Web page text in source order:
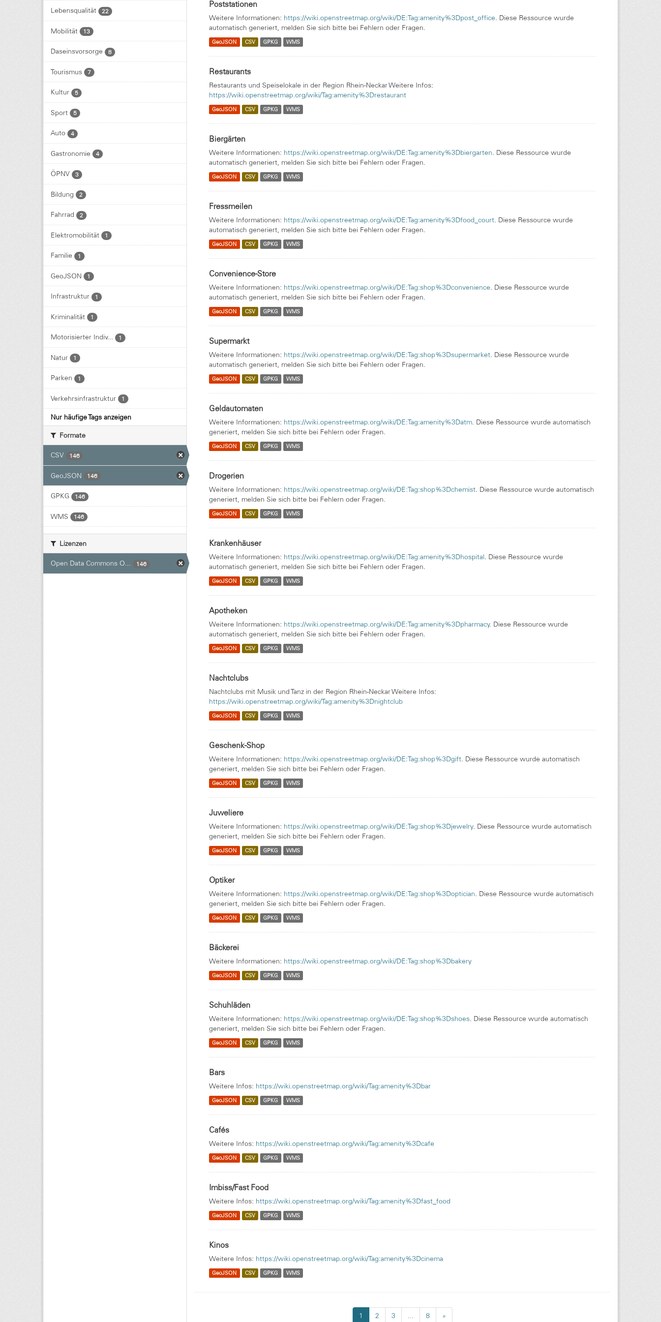
Lebensqualität 22
Mobilität 13
Daseinsvorsorge 8
Tourismus 7
Kultur 5
Sport 5
Auto 4
Gastronomie 4
ÖPNV 3
Bildung 2
Fahrrad 2
Elektromobilität 1
Familie 1
GeoJSON 1
Infrastruktur 1
Kriminalität 1
Motorisierter Indiv... 1
Natur 1
Parken 1
Verkehrsinfrastruktur 1
Nur häufige Tags anzeigen
Formate
CSV 146
GeoJSON 146
GPKG 146
WMS 146
Lizenzen
Open Data Commons O... 146
Poststationen
Weitere Informationen: https://wiki.openstreetmap.org/wiki/DE:Tag:amenity%3Dpost_office. Diese Ressource wurde
automatisch generiert, melden Sie sich bitte bei Fehlern oder Fragen.
GeoJSON CSV GPKG WMS
Restaurants
Restaurants und Speiselokale in der Region Rhein-Neckar Weitere Infos:
https://wiki.openstreetmap.org/wiki/Tag:amenity%3Drestaurant
GeoJSON CSV GPKG WMS
Biergärten
Weitere Informationen: https://wiki.openstreetmap.org/wiki/DE:Tag:amenity%3Dbiergarten. Diese Ressource wurde
automatisch generiert, melden Sie sich bitte bei Fehlern oder Fragen.
GeoJSON CSV GPKG WMS
Fressmeilen
Weitere Informationen: https://wiki.openstreetmap.org/wiki/DE:Tag:amenity%3Dfood_court. Diese Ressource wurde
automatisch generiert, melden Sie sich bitte bei Fehlern oder Fragen.
GeoJSON CSV GPKG WMS
Convenience-Store
Weitere Informationen: https://wiki.openstreetmap.org/wiki/DE:Tag:shop%3Dconvenience. Diese Ressource wurde
automatisch generiert, melden Sie sich bitte bei Fehlern oder Fragen.
GeoJSON CSV GPKG WMS
Supermarkt
Weitere Informationen: https://wiki.openstreetmap.org/wiki/DE:Tag:shop%3Dsupermarket. Diese Ressource wurde
automatisch generiert, melden Sie sich bitte bei Fehlern oder Fragen.
GeoJSON CSV GPKG WMS
Geldautomaten
Weitere Informationen: https://wiki.openstreetmap.org/wiki/DE:Tag:amenity%3Datm. Diese Ressource wurde automatisch
generiert, melden Sie sich bitte bei Fehlern oder Fragen.
GeoJSON CSV GPKG WMS
Drogerien
Weitere Informationen: https://wiki.openstreetmap.org/wiki/DE:Tag:shop%3Dchemist. Diese Ressource wurde automatisch
generiert, melden Sie sich bitte bei Fehlern oder Fragen.
GeoJSON CSV GPKG WMS
Krankenhäuser
Weitere Informationen: https://wiki.openstreetmap.org/wiki/DE:Tag:amenity%3Dhospital. Diese Ressource wurde
automatisch generiert, melden Sie sich bitte bei Fehlern oder Fragen.
GeoJSON CSV GPKG WMS
Apotheken
Weitere Informationen: https://wiki.openstreetmap.org/wiki/DE:Tag:amenity%3Dpharmacy. Diese Ressource wurde
automatisch generiert, melden Sie sich bitte bei Fehlern oder Fragen.
GeoJSON CSV GPKG WMS
Nachtclubs
Nachtclubs mit Musik und Tanz in der Region Rhein-Neckar Weitere Infos:
https://wiki.openstreetmap.org/wiki/Tag:amenity%3Dnightclub
GeoJSON CSV GPKG WMS
Geschenk-Shop
Weitere Informationen: https://wiki.openstreetmap.org/wiki/DE:Tag:shop%3Dgift. Diese Ressource wurde automatisch
generiert, melden Sie sich bitte bei Fehlern oder Fragen.
GeoJSON CSV GPKG WMS
Juweliere
Weitere Informationen: https://wiki.openstreetmap.org/wiki/DE:Tag:shop%3Djewelry. Diese Ressource wurde automatisch
generiert, melden Sie sich bitte bei Fehlern oder Fragen.
GeoJSON CSV GPKG WMS
Optiker
Weitere Informationen: https://wiki.openstreetmap.org/wiki/DE:Tag:shop%3Doptician. Diese Ressource wurde automatisch
generiert, melden Sie sich bitte bei Fehlern oder Fragen.
GeoJSON CSV GPKG WMS
Bäckerei
Weitere Informationen: https://wiki.openstreetmap.org/wiki/DE:Tag:shop%3Dbakery
GeoJSON CSV GPKG WMS
Schuhläden
Weitere Informationen: https://wiki.openstreetmap.org/wiki/DE:Tag:shop%3Dshoes. Diese Ressource wurde automatisch
generiert, melden Sie sich bitte bei Fehlern oder Fragen.
GeoJSON CSV GPKG WMS
Bars
Weitere Infos: https://wiki.openstreetmap.org/wiki/Tag:amenity%3Dbar
GeoJSON CSV GPKG WMS
Cafés
Weitere Infos: https://wiki.openstreetmap.org/wiki/Tag:amenity%3Dcafe
GeoJSON CSV GPKG WMS
Imbiss/Fast Food
Weitere Infos: https://wiki.openstreetmap.org/wiki/Tag:amenity%3Dfast_food
GeoJSON CSV GPKG WMS
Kinos
Weitere Infos: https://wiki.openstreetmap.org/wiki/Tag:amenity%3Dcinema
GeoJSON CSV GPKG WMS
1 2 3 ... 8 »